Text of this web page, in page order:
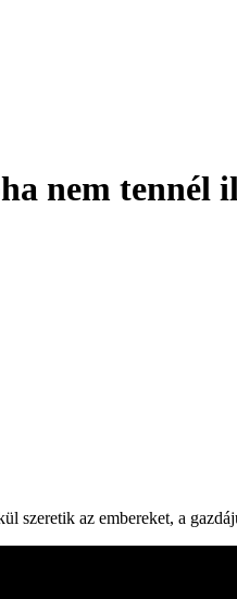
nem tennél
szeretik az embereket, a